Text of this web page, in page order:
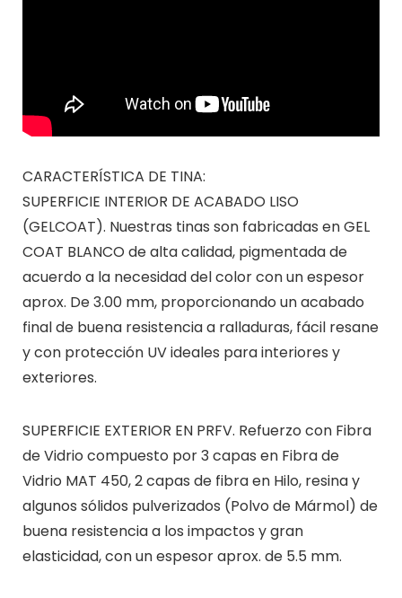
CARACTERÍSTICA DE TINA:
SUPERFICIE INTERIOR DE ACABADO LISO
(GELCOAT). Nuestras tinas son fabricadas en GEL
COAT BLANCO de alta calidad, pigmentada de
acuerdo a la necesidad del color con un espesor
aprox. De 3.00 mm, proporcionando un acabado
final de buena resistencia a ralladuras, fácil resane
y con protección UV ideales para interiores y
exteriores.
SUPERFICIE EXTERIOR EN PRFV. Refuerzo con Fibra
de Vidrio compuesto por 3 capas en Fibra de
Vidrio MAT 450, 2 capas de fibra en Hilo, resina y
algunos sólidos pulverizados (Polvo de Mármol) de
buena resistencia a los impactos y gran
elasticidad, con un espesor aprox. de 5.5 mm.